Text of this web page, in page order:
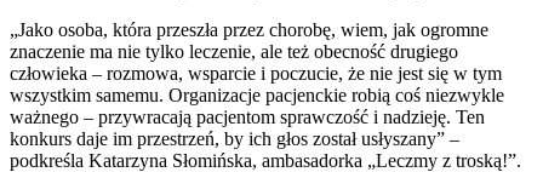
„Jako osoba, która przeszła przez chorobę, wiem, jak ogromne
znaczenie ma nie tylko leczenie, ale też obecność drugiego
człowieka – rozmowa, wsparcie i poczucie, że nie jest się w tym
wszystkim samemu. Organizacje pacjenckie robią coś niezwykle
ważnego – przywracają pacjentom sprawczość i nadzieję. Ten
konkurs daje im przestrzeń, by ich głos został usłyszany” –
podkreśla Katarzyna Słomińska, ambasadorka „Leczmy z troską!”.